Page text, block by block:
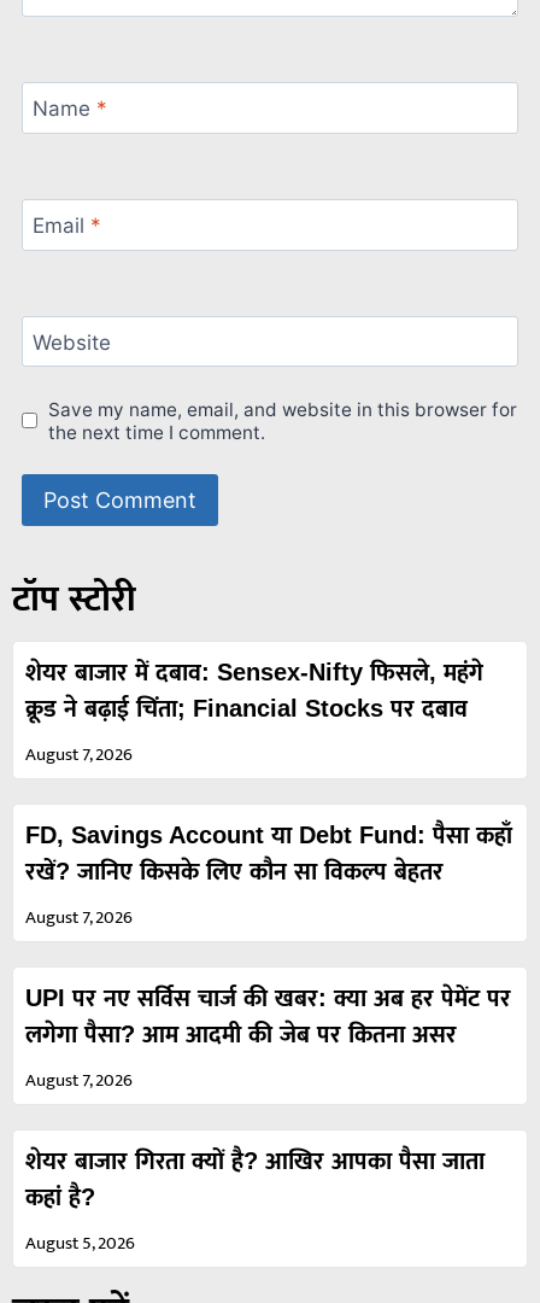
Name *
Email *
Website
Save my name, email, and website in this browser for
the next time I comment.
टॉप स्टोरी
शेयर बाजार में दबाव: Sensex-Nifty फिसले, महंगे
क्रूड ने बढ़ाई चिंता; Financial Stocks पर दबाव
August 7, 2026
FD, Savings Account या Debt Fund: पैसा कहाँ
रखें? जानिए किसके लिए कौन सा विकल्प बेहतर
August 7, 2026
UPI पर नए सर्विस चार्ज की खबर: क्या अब हर पेमेंट पर
लगेगा पैसा? आम आदमी की जेब पर कितना असर
August 7, 2026
शेयर बाजार गिरता क्यों है? आखिर आपका पैसा जाता
कहां है?
August 5, 2026